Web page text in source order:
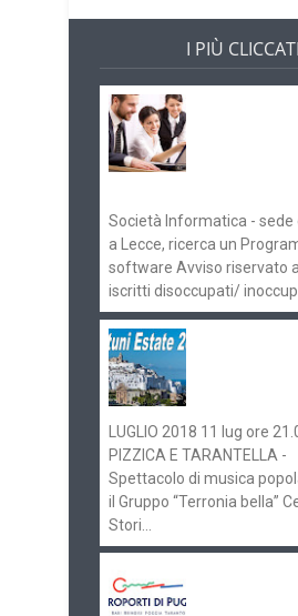
I PIÙ CLICCATI
Società Informatica - sede
a Lecce, ricerca un
software Avviso riservato
iscritti disoccupati/
LUGLIO 2018 11 lug ore
PIZZICA E TARANTELLA -
Spettacolo di musica
il Gruppo “Terronia bella”
Stori...